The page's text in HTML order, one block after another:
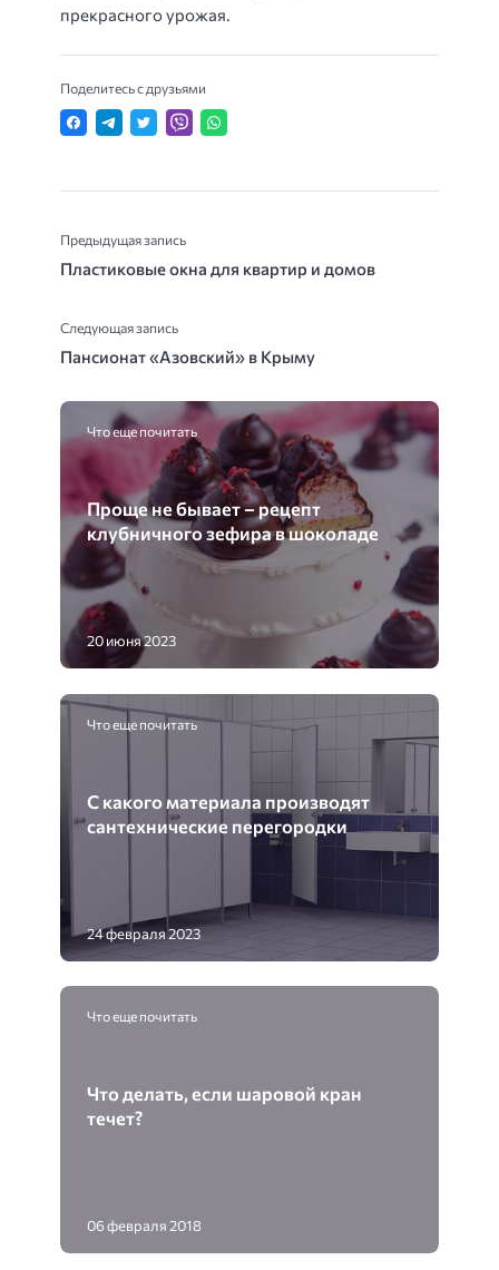
прекрасного урожая.
Поделитесь с друзьями
Предыдущая запись
Пластиковые окна для квартир и домов
Следующая запись
Пансионат «Азовский» в Крыму
Что еще почитать
Проще не бывает – рецепт
клубничного зефира в шоколаде
20 июня 2023
Что еще почитать
С какого материала производят
сантехнические перегородки
24 февраля 2023
Что еще почитать
Что делать, если шаровой кран
течет?
06 февраля 2018